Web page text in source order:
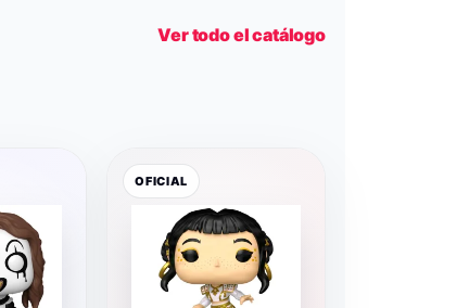
Ver todo el catálogo
OFICIAL